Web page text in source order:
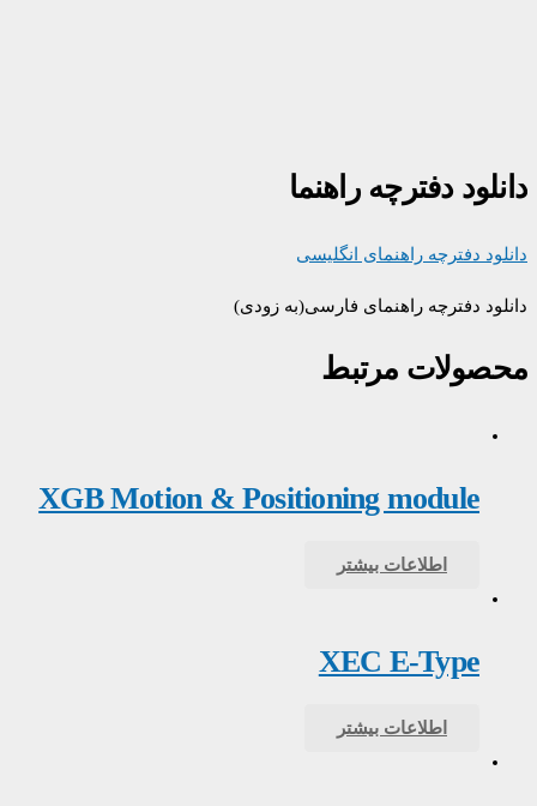
دانلود دفترچه راهنما
دانلود دفترچه راهنمای انگلیسی
دانلود دفترچه راهنمای فارسی(به زودی)
محصولات مرتبط
XGB Motion & Positioning module
اطلاعات بیشتر
XEC E-Type
اطلاعات بیشتر